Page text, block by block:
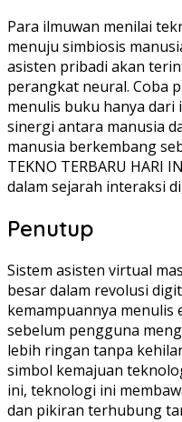
Para ilmuwan menilai
menuju simbiosis
asisten pribadi akan
perangkat neural. Coba
menulis buku hanya dari
sinergi antara manusia
manusia berkembang
TEKNO TERBARU HARI
dalam sejarah interaksi
Penutup
Sistem asisten virtual
besar dalam revolusi
kemampuannya menulis
sebelum pengguna
lebih ringan tanpa
simbol kemajuan
ini, teknologi ini
dan pikiran terhubung